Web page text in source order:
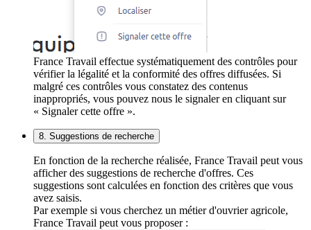
France Travail effectue systématiquement des contrôles pour
vérifier la légalité et la conformité des offres diffusées. Si
malgré ces contrôles vous constatez des contenus
inappropriés, vous pouvez nous le signaler en cliquant sur
« Signaler cette offre ».
8. Suggestions de recherche
En fonction de la recherche réalisée, France Travail peut vous
afficher des suggestions de recherche d'offres. Ces
suggestions sont calculées en fonction des critères que vous
avez saisis.
Par exemple si vous cherchez un métier d'ouvrier agricole,
France Travail peut vous proposer :